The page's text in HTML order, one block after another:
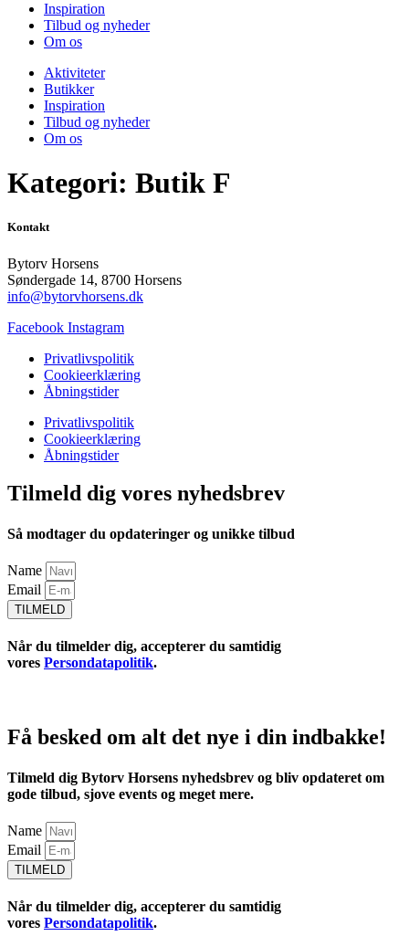
Inspiration
Tilbud og nyheder
Om os
Aktiviteter
Butikker
Inspiration
Tilbud og nyheder
Om os
Kategori: Butik F
Kontakt
Bytorv Horsens
Søndergade 14, 8700 Horsens
info@bytorvhorsens.dk
Facebook Instagram
Privatlivspolitik
Cookieerklæring
Åbningstider
Privatlivspolitik
Cookieerklæring
Åbningstider
Tilmeld dig vores nyhedsbrev
Så modtager du opdateringer og unikke tilbud
Name
Email
TILMELD
Når du tilmelder dig, accepterer du samtidig
vores Persondatapolitik.
Få besked om alt det nye i din indbakke!
Tilmeld dig Bytorv Horsens nyhedsbrev og bliv opdateret om
gode tilbud, sjove events og meget mere.
Name
Email
TILMELD
Når du tilmelder dig, accepterer du samtidig
vores Persondatapolitik.